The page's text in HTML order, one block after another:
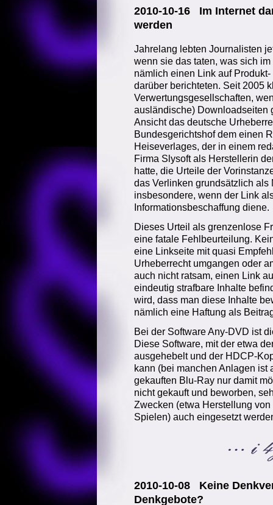
2010-10-16 Im Internet
werden
Jahrelang lebten Journalisten
wenn sie das taten, was sich
nämlich einen Link auf
darüber berichteten. Seit 2005
Verwertungsgesellschaften,
ausländische) Downloadseiten
Ansicht das deutsche
Bundesgerichtshof dem einen
Heiseverlages, der in einem
Firma Slysoft als Herstellerin
hatte, die Urteile der
das Verlinken grundsätzlich als
insbesondere, wenn der Link
Informationsbeschaffung diene.
Dieses Urteil als grenzenlose
eine fatale Fehlbeurteilung.
eine Linkseite mit quasi
Urheberrecht umgangen oder
auch nicht ratsam, einen Link
eindeutig strafbare Inhalte
wird, dass man diese Inhalte
nämlich eine Haftung als
Bei der Software Any-DVD ist
Diese Software, mit der etwa
ausgehebelt und der HDCP-
kann (bei manchen Anlagen
gekauften Blu-Ray nur damit
nicht gekauft und beworben,
Zwecken (etwa Herstellung
Spielen) auch eingesetzt
2010-10-08 Keine
Denkgebote?